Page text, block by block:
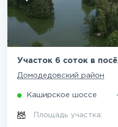
Участок 6 соток в
Домодедовский район
Каширское шоссе
Площадь участка: